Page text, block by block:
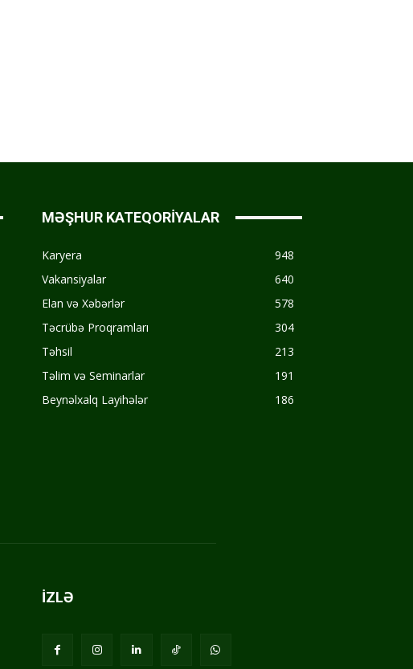
MƏŞHUR KATEQORİYALAR
Karyera
948
Vakansiyalar
640
Elan və Xəbərlər
578
Təcrübə Proqramları
304
Təhsil
213
Təlim və Seminarlar
191
Beynəlxalq Layihələr
186
İZLƏ